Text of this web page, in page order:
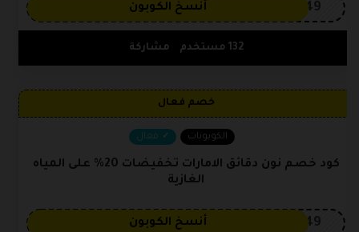
OP149 أنسخ الكوبون
132 مستخدم مشاركة
خصم فعال
الكوبونات فعال
كود خصم نون دقائق الامارات تخفيضات 20% على المياه
الغازية
OP149 أنسخ الكوبون